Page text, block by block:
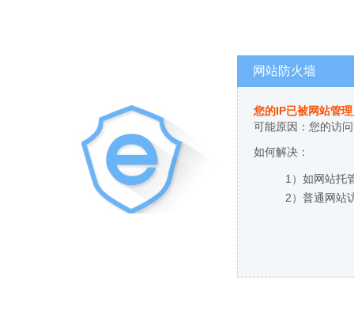
网站防火墙
您的IP已被网站管
可能原因：您的访
如何解决：
1）如网站托
2）普通网站